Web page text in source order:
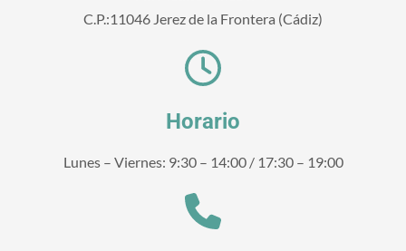
C.P.:11046 Jerez de la Frontera (Cádiz)
Horario
Lunes – Viernes: 9:30 – 14:00 / 17:30 – 19:00